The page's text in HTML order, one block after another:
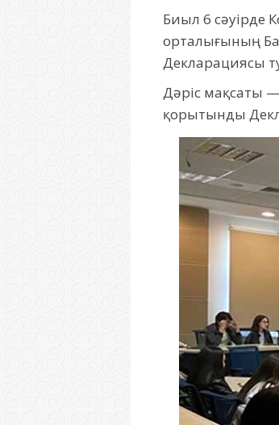
Биыл 6 сәуірде
орталығының
Дәріс мақсаты —
қорытынды